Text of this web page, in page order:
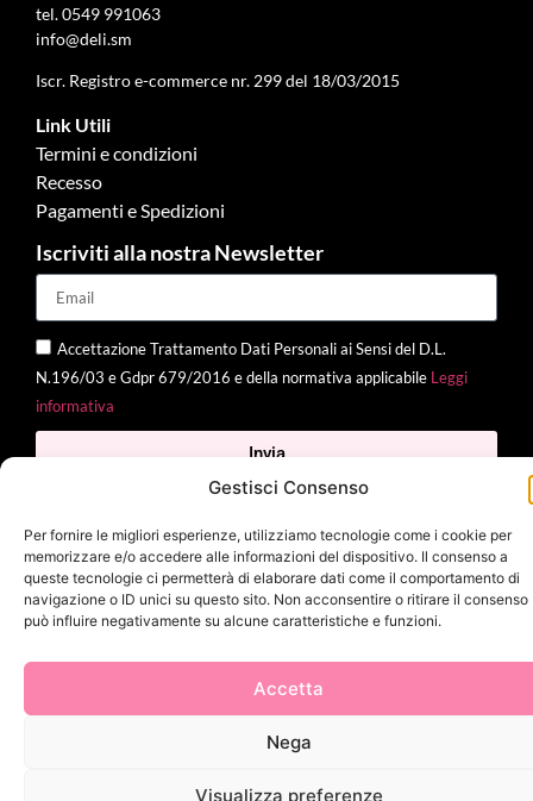
Gestisci Consenso
Per fornire le migliori esperienze, utilizziamo tecnologie come i cookie per
memorizzare e/o accedere alle informazioni del dispositivo. Il consenso a
queste tecnologie ci permetterà di elaborare dati come il comportamento di
navigazione o ID unici su questo sito. Non acconsentire o ritirare il consenso
può influire negativamente su alcune caratteristiche e funzioni.
Accetta
Nega
Visualizza preferenze
tel.0549 991063
info@deli.sm
Iscr. Registro e-commerce nr. 299 del 18/03/2015
Link Utili
Termini e condizioni
Recesso
Pagamenti e Spedizioni
Iscriviti alla nostra Newsletter
Accettazione Trattamento Dati Personali ai Sensi del D.L.
N.196/03 e Gdpr 679/2016 e della normativa applicabile Leggi
informativa
Invia
2025 Delì |Privacy Policy|Cookie Policy| Made with byJenny
Mina